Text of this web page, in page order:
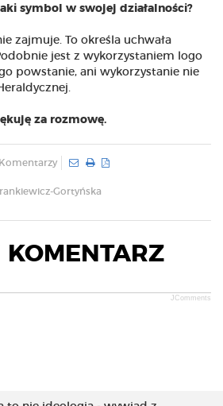
symbol w swojej działalności?
zajmuje. To określa uchwała
jest z wykorzystaniem logo
powstanie, ani wykorzystanie nie
za rozmowę.
Gortyńska
KOMENTARZ
JComments